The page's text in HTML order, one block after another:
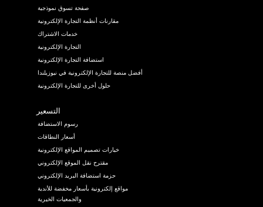
صفحة تسوق نموذجية
مقارنات أنظمة التجارة الإلكترونية
خدمات الاشتراك
التجارة الإلكترونية
استضافة التجارة الإلكترونية
أفضل منصة للتجارة الإلكترونية في نيوزيلندا
حلول أخرى للتجارة الإلكترونية
التسعير
رسوم الاستضافة
أسعار النطاقات
خيارات تصميم المواقع الإلكترونية
مقترح نقل الموقع الإلكتروني
حزمة استضافة البريد الإلكتروني
مواقع إلكترونية بأسعار مخفضة للأندية
والجمعيات الخيرية